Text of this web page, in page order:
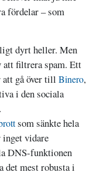
fördelar – som
dyrt heller. Men
att filtrera spam. Ett
att gå över till Binero,
i den sociala
som sänkte hela
inget vidare
DNS-funktionen
det mest robusta i